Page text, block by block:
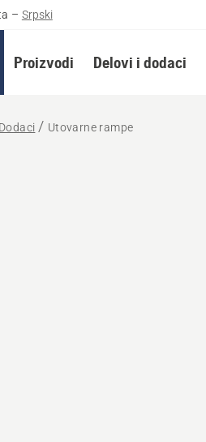
– Srpski
Proizvodi Delovi i dodaci
Dodaci Utovarne rampe